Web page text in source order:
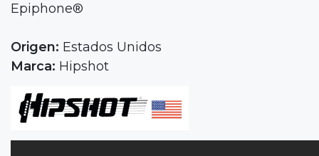
Epiphone®
Origen: Estados Unidos
Marca: Hipshot